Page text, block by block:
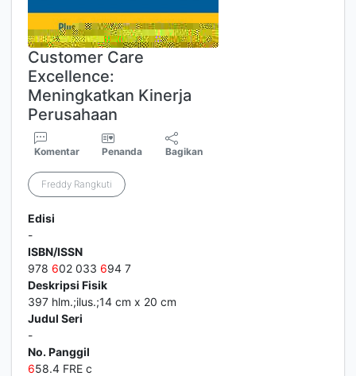
Customer Care
Excellence:
Meningkatkan Kinerja
Perusahaan
Komentar Penanda Bagikan
Freddy Rangkuti
Edisi
-
ISBN/ISSN
978 602 033 694 7
Deskripsi Fisik
397 hlm.;ilus.;14 cm x 20 cm
Judul Seri
-
No. Panggil
658.4 FRE c